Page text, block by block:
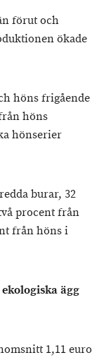
förut och
ökade
höns frigående
höns
hönserier
burar, 32
procent från
från höns i
ägg
1,11 euro